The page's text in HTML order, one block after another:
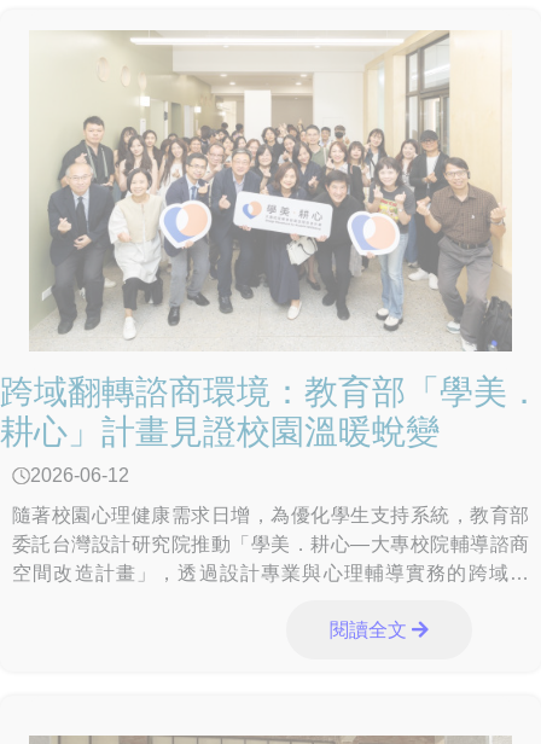
跨域翻轉諮商環境：教育部「學美．
耕心」計畫見證校園溫暖蛻變
2026-06-12
隨著校園心理健康需求日增，為優化學生支持系統，教育部
委託台灣設計研究院推動「學美．耕心—大專校院輔導諮商
空間改造計畫」，透過設計專業與心理輔導實務的跨域合
第2年，已完成東南科技大學、國立臺北大學、龍華科技大
閱讀全文